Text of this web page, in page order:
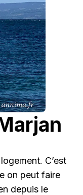
C’est
on peut faire
depuis le